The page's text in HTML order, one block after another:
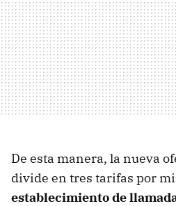
De esta manera, la nueva
divide en tres tarifas por
establecimiento de